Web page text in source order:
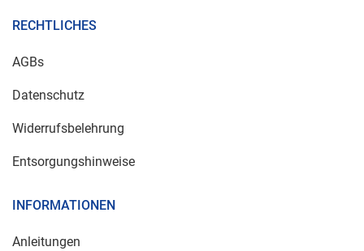
RECHTLICHES
AGBs
Datenschutz
Widerrufsbelehrung
Entsorgungshinweise
INFORMATIONEN
Anleitungen